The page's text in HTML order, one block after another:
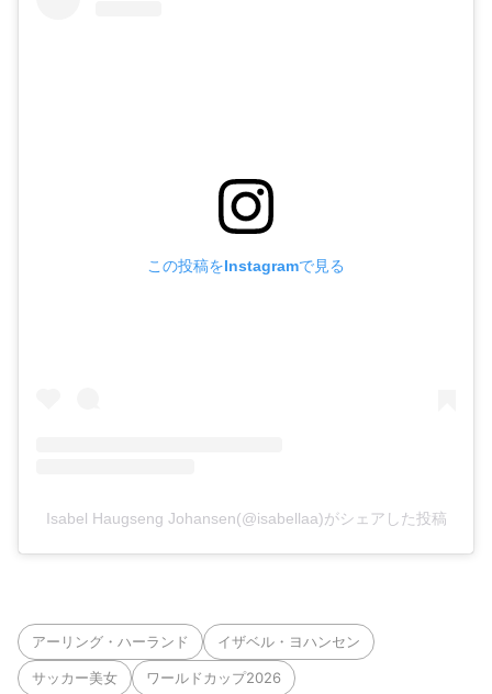
この投稿をInstagramで見る
Isabel Haugseng Johansen(@isabellaa)がシェアした投稿
アーリング・ハーランド イザベル・ヨハンセン
サッカー美女 ワールドカップ2026